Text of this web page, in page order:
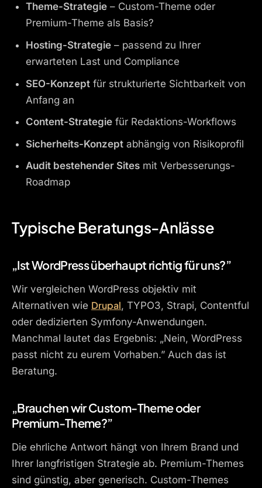
Theme-Strategie – Custom-Theme oder
Premium-Theme als Basis?
Hosting-Strategie – passend zu Ihrer
erwarteten Last und Compliance
SEO-Konzept für strukturierte Sichtbarkeit von
Anfang an
Content-Strategie für Redaktions-Workflows
Sicherheits-Konzept abhängig von Risikoprofil
Audit bestehender Sites mit Verbesserungs-
Roadmap
Typische Beratungs-Anlässe
„Ist WordPress überhaupt richtig für uns?”
Wir vergleichen WordPress objektiv mit
Alternativen wie Drupal, TYPO3, Strapi, Contentful
oder dedizierten Symfony-Anwendungen.
Manchmal lautet das Ergebnis: „Nein, WordPress
passt nicht zu eurem Vorhaben.” Auch das ist
Beratung.
„Brauchen wir Custom-Theme oder
Premium-Theme?”
Die ehrliche Antwort hängt von Ihrem Brand und
Ihrer langfristigen Strategie ab. Premium-Themes
sind günstig, aber generisch. Custom-Themes